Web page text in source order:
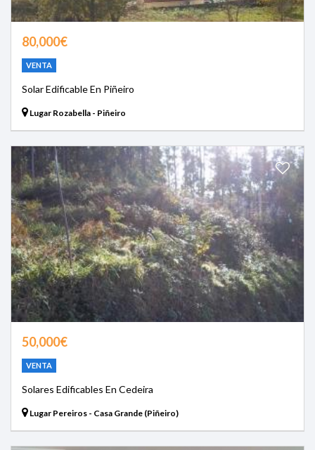
80,000€
VENTA
Solar Edificable En Piñeiro
Lugar Rozabella - Piñeiro
50,000€
VENTA
Solares Edificables En Cedeira
Lugar Pereiros - Casa Grande (Piñeiro)